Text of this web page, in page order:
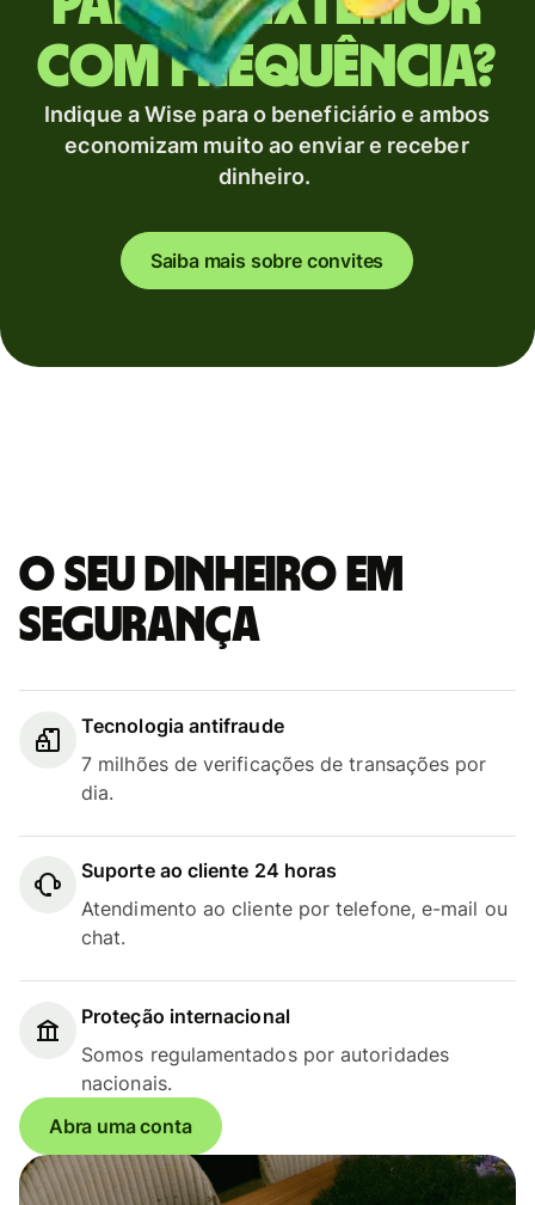
com frequência?
Indique a Wise para o beneficiário e ambos
economizam muito ao enviar e receber
dinheiro.
Saiba mais sobre convites
O seu dinheiro em
segurança
Tecnologia antifraude
7 milhões de verificações de transações por
dia.
Suporte ao cliente 24 horas
Atendimento ao cliente por telefone, e-mail ou
chat.
Proteção internacional
Somos regulamentados por autoridades
nacionais.
Abra uma conta